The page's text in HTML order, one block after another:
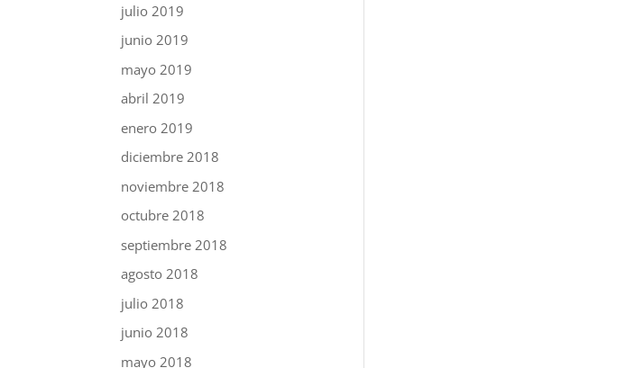
julio 2019
junio 2019
mayo 2019
abril 2019
enero 2019
diciembre 2018
noviembre 2018
octubre 2018
septiembre 2018
agosto 2018
julio 2018
junio 2018
mayo 2018